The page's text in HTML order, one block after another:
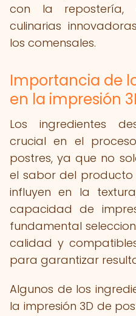
con la repostería,
culinarias
los comensales.
Importancia de
en la impresión
Los ingredientes
crucial en el
postres, ya que no
el sabor del producto
influyen en la
capacidad de
fundamental
calidad y
para garantizar
Algunos de los
la impresión 3D de